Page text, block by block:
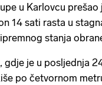
u Karlovcu prešao
14 sati rasta u
stanja
gdje je u posljednja
po četvornom